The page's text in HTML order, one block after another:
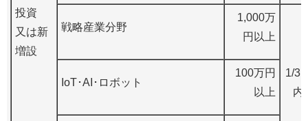
投資
又は新
増設
戦略産業分野
1,000万
円以上
1/3
内
IoT･AI･ロボット
100万円
以上